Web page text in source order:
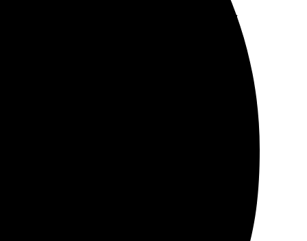
превзошёл ожидания, всё идеально. Всем
Сотрудники помогли выбрать, дали советы по